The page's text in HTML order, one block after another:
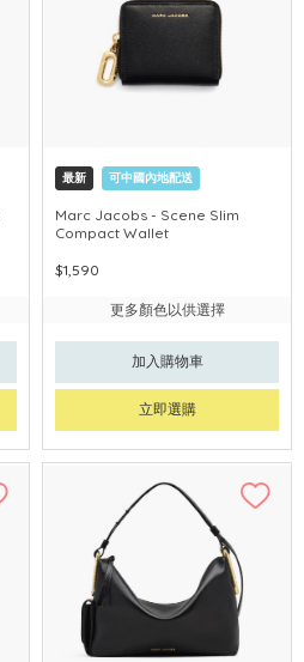
最新 可中國內地配送
Marc Jacobs - Scene Slim
Compact Wallet
$1,590
更多顏色以供選擇
加入購物車
立即選購